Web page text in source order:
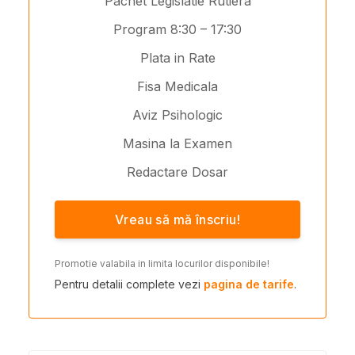
Program 8:30 – 17:30
Plata in Rate
Fisa Medicala
Aviz Psihologic
Masina la Examen
Redactare Dosar
Vreau să mă înscriu!
Promotie valabila in limita locurilor disponibile!
Pentru detalii complete vezi pagina de tarife.